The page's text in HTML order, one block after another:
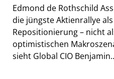
Edmond de Rothschild
die jüngste Aktienrallye
Repositionierung – nicht
optimistischen
sieht Global CIO